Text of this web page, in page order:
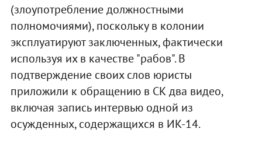
(злоупотребление должностными
полномочиями), поскольку в колонии
эксплуатируют заключенных, фактически
используя их в качестве "рабов". В
подтверждение своих слов юристы
приложили к обращению в СК два видео,
включая запись интервью одной из
осужденных, содержащихся в ИК-14.